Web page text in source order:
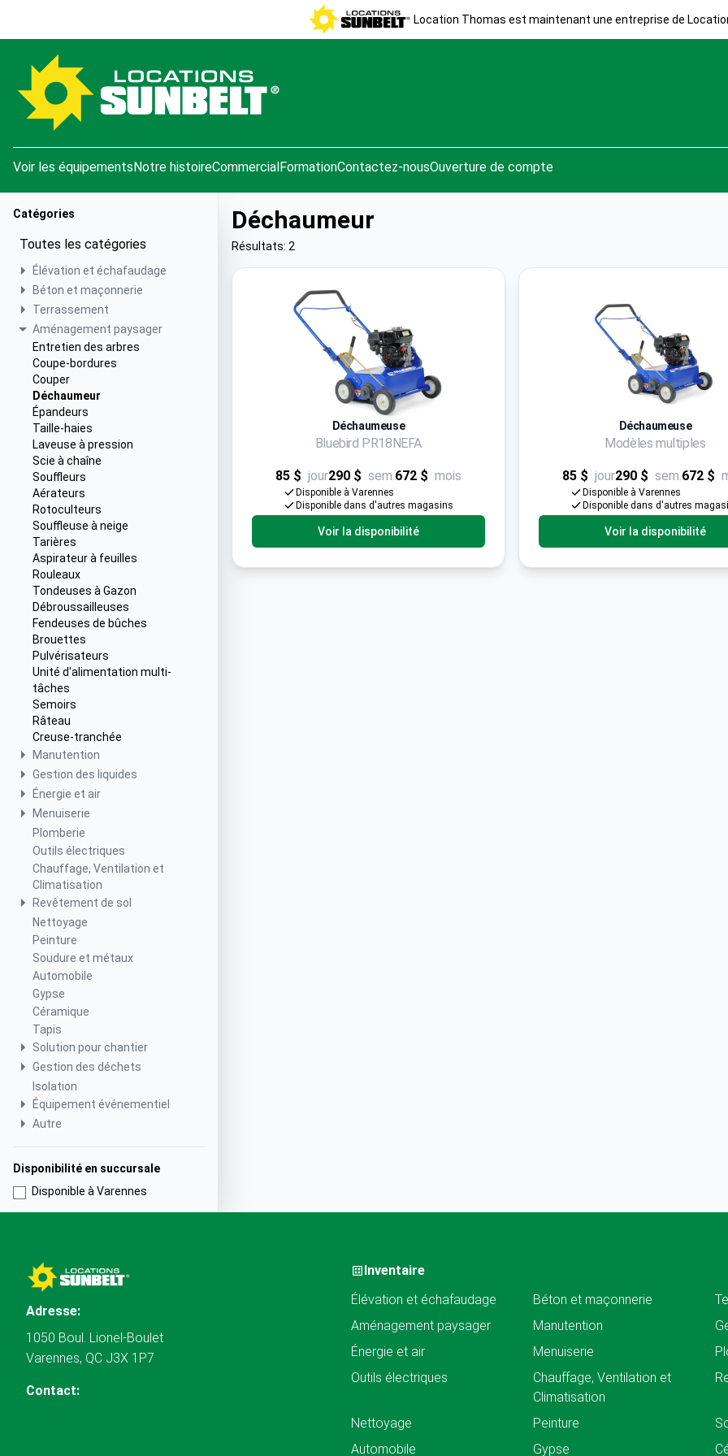
Location Thomas est maintenant une entreprise de
Voir les équipements Notre histoireCommercial FormationContactez-nousOuverture de compte
Catégories
Toutes les catégories
Élévation et échafaudage
Béton et maçonnerie
Terrassement
Aménagement paysager
Entretien des arbres
Coupe-bordures
Couper
Déchaumeur
Épandeurs
Taille-haies
Laveuse à pression
Scie à chaîne
Souffleurs
Aérateurs
Rotoculteurs
Souffleuse à neige
Tarières
Aspirateur à feuilles
Rouleaux
Tondeuses à Gazon
Débroussailleuses
Fendeuses de bûches
Brouettes
Pulvérisateurs
Unité d'alimentation multi-
tâches
Semoirs
Râteau
Creuse-tranchée
Manutention
Gestion des liquides
Énergie et air
Menuiserie
Plomberie
Outils électriques
Chauffage, Ventilation et
Climatisation
Revêtement de sol
Nettoyage
Peinture
Soudure et métaux
Automobile
Gypse
Céramique
Tapis
Solution pour chantier
Gestion des déchets
Isolation
Équipement événementiel
Autre
Disponibilité en succursale
Disponible à Varennes
Déchaumeur
Résultats: 2
Déchaumeuse
Bluebird PR18NEFA
85 $ jour290 $ sem.672 $ mois
Disponible à Varennes
Disponible dans d'autres magasins
Voir la disponibilité
Déchaumeuse
Modèles multiples
85 $ jour290 $ sem.672 $
Disponible à Varennes
Disponible dans d'autres
Voir la disponibilité
Adresse:
1050 Boul. Lionel-Boulet
Varennes, QC J3X 1P7
Contact:
Inventaire
Élévation et échafaudage
Béton et maçonnerie
Aménagement paysager
Manutention
Énergie et air
Menuiserie
Outils électriques
Chauffage, Ventilation et
Climatisation
Nettoyage Peinture
Automobile
Gypse